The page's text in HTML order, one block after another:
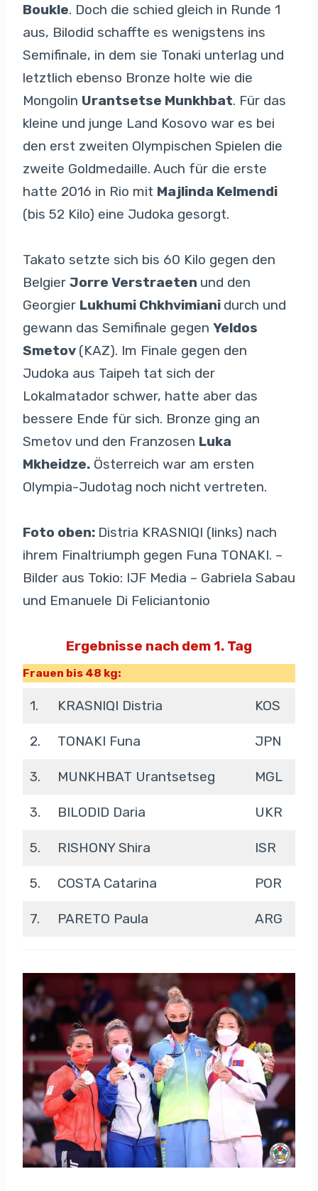
Boukle. Doch die schied gleich in Runde 1
aus, Bilodid schaffte es wenigstens ins
Semifinale, in dem sie Tonaki unterlag und
letztlich ebenso Bronze holte wie die
Mongolin Urantsetse Munkhbat. Für das
kleine und junge Land Kosovo war es bei
den erst zweiten Olympischen Spielen die
zweite Goldmedaille. Auch für die erste
hatte 2016 in Rio mit Majlinda Kelmendi
(bis 52 Kilo) eine Judoka gesorgt.
Takato setzte sich bis 60 Kilo gegen den
Belgier Jorre Verstraeten und den
Georgier Lukhumi Chkhvimiani durch und
gewann das Semifinale gegen Yeldos
Smetov (KAZ). Im Finale gegen den
Judoka aus Taipeh tat sich der
Lokalmatador schwer, hatte aber das
bessere Ende für sich. Bronze ging an
Smetov und den Franzosen Luka
Mkheidze. Österreich war am ersten
Olympia-Judotag noch nicht vertreten.
Foto oben: Distria KRASNIQI (links) nach
ihrem Finaltriumph gegen Funa TONAKI. –
Bilder aus Tokio: IJF Media – Gabriela Sabau
und Emanuele Di Feliciantonio
Ergebnisse nach dem 1. Tag
Frauen bis 48 kg:
1. KRASNIQI Distria KOS
2. TONAKI Funa JPN
3. MUNKHBAT Urantsetseg MGL
3. BILODID Daria UKR
5. RISHONY Shira ISR
5. COSTA Catarina POR
7. PARETO Paula ARG